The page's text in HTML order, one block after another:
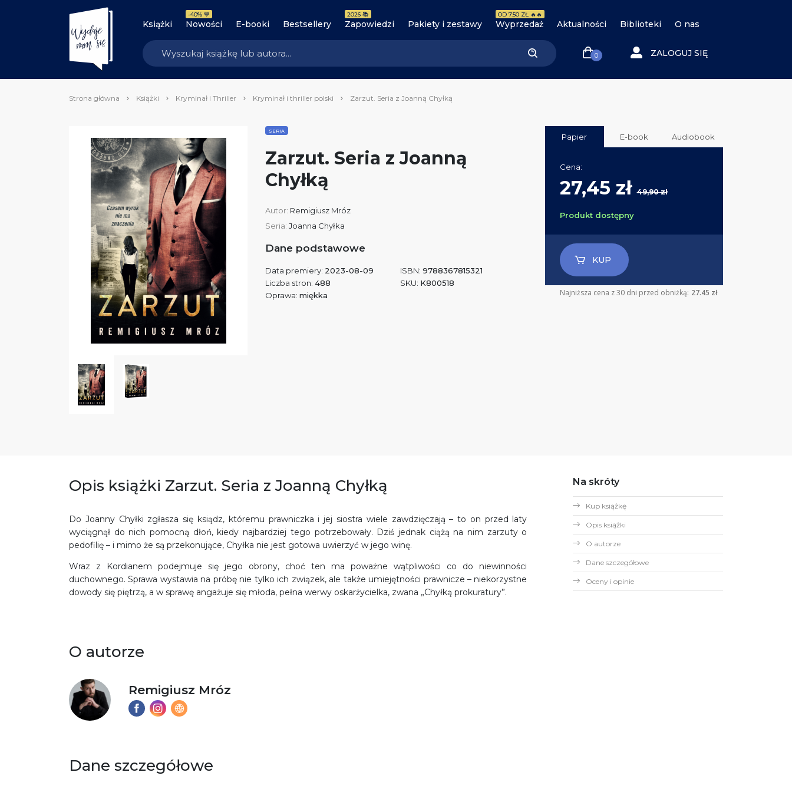
Książki Nowości
-40% 💙
E-booki Bestsellery Zapowiedzi
2026 📚
Pakiety i zestawy Wyprzedaż
OD 7.50 ZŁ 🔥🔥
Aktualności Biblioteki O nas
0 ZALOGUJ SIĘ
Strona główna Książki Kryminał i Thriller Kryminał i thriller polski Zarzut. Seria z Joanną Chyłką
SERIA
Zarzut. Seria z Joanną
Chyłką
Autor: Remigiusz Mróz
Seria: Joanna Chyłka
Dane podstawowe
Data premiery: 2023-08-09
Liczba stron: 488
Oprawa: miękka
ISBN: 9788367815321
SKU: K800518
Papier E-book Audiobook
Cena:
27,45 zł49,90 zł
Produkt dostępny
KUP
Najniższa cena z 30 dni przed obniżką: 27.45 zł
Opis książki Zarzut. Seria z Joanną Chyłką
Do Joanny Chyłki zgłasza się ksiądz, któremu prawniczka i jej siostra wiele zawdzięczają – to on przed laty
wyciągnął do nich pomocną dłoń, kiedy najbardziej tego potrzebowały. Dziś jednak ciążą na nim zarzuty o
pedofilię – i mimo że są przekonujące, Chyłka nie jest gotowa uwierzyć w jego winę.
Wraz z Kordianem podejmuje się jego obrony, choć ten ma poważne wątpliwości co do niewinności
duchownego. Sprawa wystawia na próbę nie tylko ich związek, ale także umiejętności prawnicze – niekorzystne
dowody się piętrzą, a w sprawę angażuje się młoda, pełna werwy oskarżycielka, zwana „Chyłką prokuratury”.
O autorze
Remigiusz Mróz
Dane szczegółowe
Na skróty
Kup książkę
Opis książki
O autorze
Dane szczegółowe
Oceny i opinie